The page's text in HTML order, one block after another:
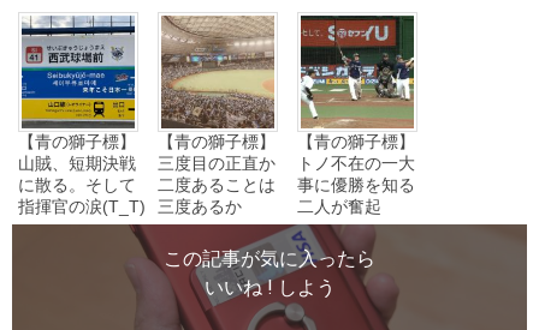
【青の獅子標】
山賊、短期決戦
に散る。そして
指揮官の涙(T_T)
【青の獅子標】
三度目の正直か
二度あることは
三度あるか
【青の獅子標】
トノ不在の一大
事に優勝を知る
二人が奮起
この記事が気に入ったら
いいね ! しよう